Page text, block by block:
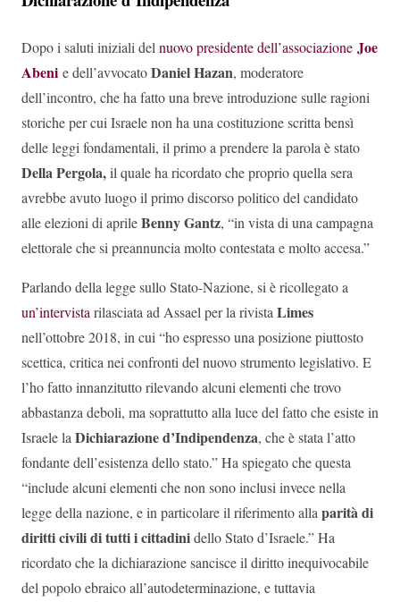
Dopo i saluti iniziali delnuovo presidente dell’associazione Joe
Abeni e dell’avvocatoDaniel Hazan, moderatore
dell’incontro, che ha fatto una breve introduzione sulle ragioni
storiche per cui Israele non ha una costituzione scritta bensì
delle leggi fondamentali, il primo a prendere la parola è stato
Della Pergola,il quale ha ricordato che proprio quella sera
avrebbe avuto luogo il primo discorso politico del candidato
alle elezioni di aprileBenny Gantz, “in vista di una campagna
elettorale che si preannuncia molto contestata e molto accesa.”
Parlando della legge sullo Stato-Nazione, si è ricollegato a
un’intervistarilasciata ad Assael per la rivistaLimes
nell’ottobre 2018, in cui “ho espresso una posizione piuttosto
scettica, critica nei confronti del nuovo strumento legislativo. E
l’ho fatto innanzitutto rilevando alcuni elementi che trovo
abbastanza deboli, ma soprattutto alla luce del fatto che esiste in
Israele laDichiarazione d’Indipendenza, che è stata l’atto
fondante dell’esistenza dello stato.” Ha spiegato che questa
“include alcuni elementi che non sono inclusi invece nella
legge della nazione, e in particolare il riferimento allaparità di
diritti civili di tutti i cittadinidello Stato d’Israele.” Ha
ricordato che la dichiarazione sancisce il diritto inequivocabile
del popolo ebraico all’autodeterminazione, e tuttavia